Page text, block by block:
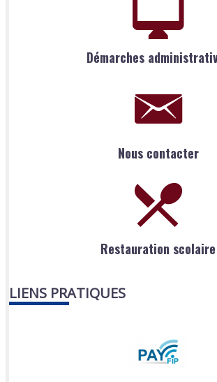
Démarches
Nous contacter
Restauration scolaire
LIENS PRATIQUES